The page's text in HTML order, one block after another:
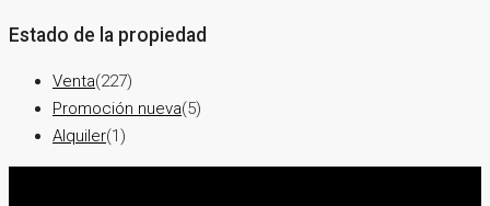
Estado de la propiedad
Venta(227)
Promoción nueva(5)
Alquiler(1)